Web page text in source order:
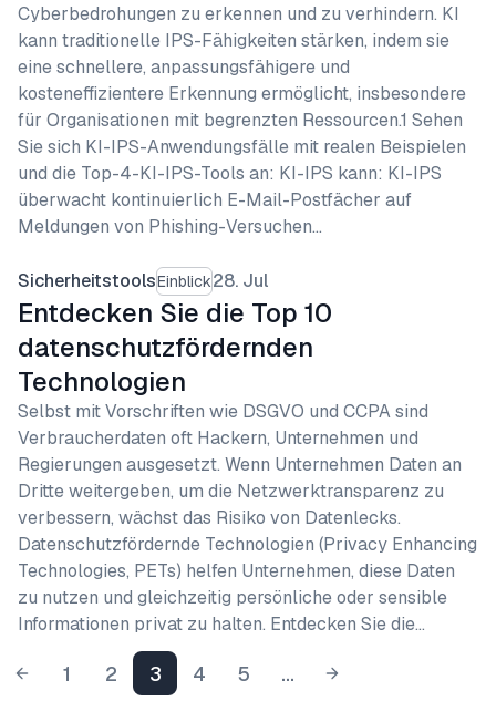
Cyberbedrohungen zu erkennen und zu verhindern. KI
kann traditionelle IPS-Fähigkeiten stärken, indem sie
eine schnellere, anpassungsfähigere und
kosteneffizientere Erkennung ermöglicht, insbesondere
für Organisationen mit begrenzten Ressourcen.1 Sehen
Sie sich KI-IPS-Anwendungsfälle mit realen Beispielen
und die Top-4-KI-IPS-Tools an: KI-IPS kann: KI-IPS
überwacht kontinuierlich E-Mail-Postfächer auf
Meldungen von Phishing-Versuchen…
SicherheitstoolsEinblick28. Jul
Entdecken Sie die Top 10
datenschutzfördernden
Technologien
Selbst mit Vorschriften wie DSGVO und CCPA sind
Verbraucherdaten oft Hackern, Unternehmen und
Regierungen ausgesetzt. Wenn Unternehmen Daten an
Dritte weitergeben, um die Netzwerktransparenz zu
verbessern, wächst das Risiko von Datenlecks.
Datenschutzfördernde Technologien (Privacy Enhancing
Technologies, PETs) helfen Unternehmen, diese Daten
zu nutzen und gleichzeitig persönliche oder sensible
Informationen privat zu halten. Entdecken Sie die…
1 2 3 4 5 ...